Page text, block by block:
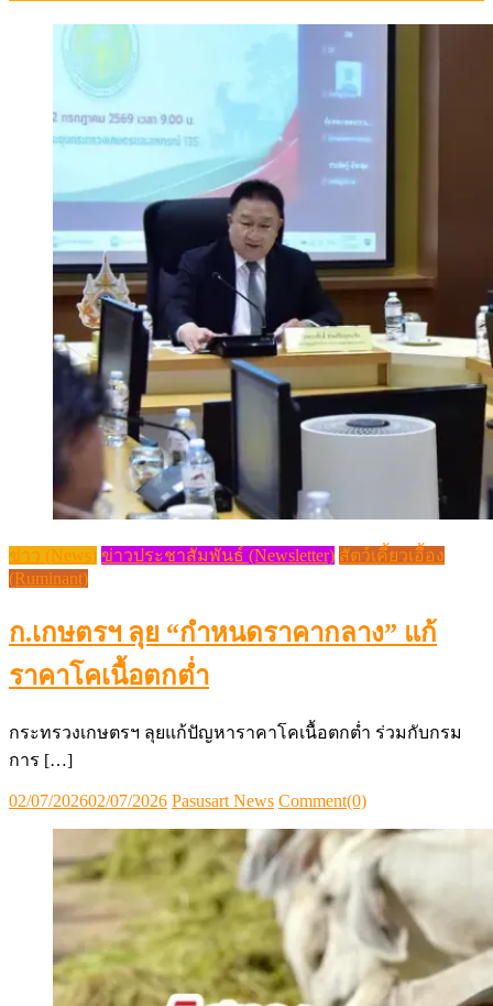
ข่าว (News) ข่าวประชาสัมพันธ์ (Newsletter) สัตว์เคี้ยวเอื้อง
(Ruminant)
ก.เกษตรฯ ลุย “กำหนดราคากลาง” แก้
ราคาโคเนื้อตกต่ำ
กระทรวงเกษตรฯ ลุยแก้ปัญหาราคาโคเนื้อตกต่ำ ร่วมกับกรม
การ […]
Posted
02/07/202602/07/2026 Author
Pasusart News Comment(0)